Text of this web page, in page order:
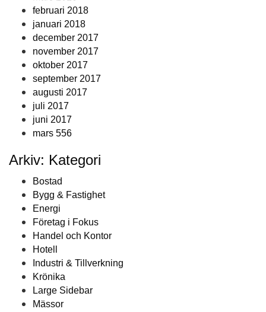
februari 2018
januari 2018
december 2017
november 2017
oktober 2017
september 2017
augusti 2017
juli 2017
juni 2017
mars 556
Arkiv: Kategori
Bostad
Bygg & Fastighet
Energi
Företag i Fokus
Handel och Kontor
Hotell
Industri & Tillverkning
Krönika
Large Sidebar
Mässor